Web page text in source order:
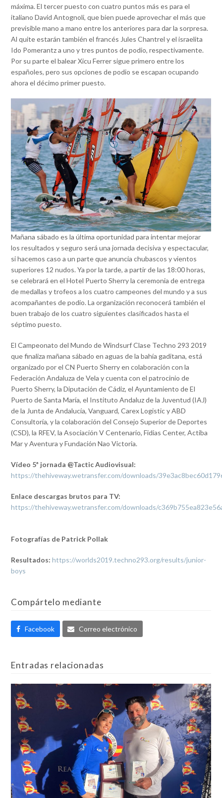
máxima. El tercer puesto con cuatro puntos más es para el
italiano David Antognoli, que bien puede aprovechar el más que
previsible mano a mano entre los anteriores para dar la sorpresa.
Al quite estarán también el francés Jules Chantrel y el israelita
Ido Pomerantz a uno y tres puntos de podio, respectivamente.
Por su parte el balear Xicu Ferrer sigue primero entre los
españoles, pero sus opciones de podio se escapan ocupando
ahora el décimo primer puesto.
Mañana sábado es la última oportunidad para intentar mejorar
los resultados y seguro será una jornada decisiva y espectacular,
si hacemos caso a un parte que anuncia chubascos y vientos
superiores 12 nudos. Ya por la tarde, a partir de las 18:00 horas,
se celebrará en el Hotel Puerto Sherry la ceremonia de entrega
de medallas y trofeos a los cuatro campeones del mundo y a sus
acompañantes de podio. La organización reconocerá también el
buen trabajo de los cuatro siguientes clasificados hasta el
séptimo puesto.
El Campeonato del Mundo de Windsurf Clase Techno 293 2019
que finaliza mañana sábado en aguas de la bahía gaditana, está
organizado por el CN Puerto Sherry en colaboración con la
Federación Andaluza de Vela y cuenta con el patrocinio de
Puerto Sherry, la Diputación de Cádiz, el Ayuntamiento de El
Puerto de Santa María, el Instituto Andaluz de la Juventud (IAJ)
de la Junta de Andalucía, Vanguard, Carex Logistic y ABD
Consultoría, y la colaboración del Consejo Superior de Deportes
(CSD), la RFEV, la Asociación V Centenario, Fidias Center, Actiba
Mar y Aventura y Fundación Nao Victoria.
Vídeo 5ª jornada @Tactic Audiovisual:
https://thehiveway.wetransfer.com/downloads/
Enlace descargas brutos para TV:
https://thehiveway.wetransfer.com/downloads/
Fotografías de Patrick Pollak
Resultados: https://worlds2019.techno293.org/results/junior-
boys
Compártelo mediante
Facebook Correo electrónico
Entradas relacionadas